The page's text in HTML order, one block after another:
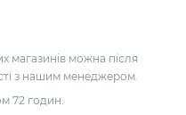
магазинів можна після
з нашим менеджером.
72 годин.